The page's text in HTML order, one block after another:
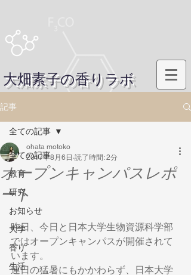
大畑素子の香りラボ
記事
全ての記事
教育
研究
お知らせ
大学
香り
生活
全ての記事
オープンキャンパスレポ
ート
ohata motoko
2017年8月6日 読了時間: 2分
昨日、今日と日本大学生物資源科学部
ではオープンキャンパスが開催されて
います。
連日の猛暑にもかかわらず、日本大学